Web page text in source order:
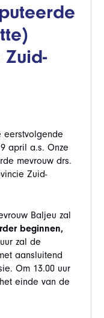
eerstvolgende
april a.s. Onze
mevrouw drs.
Zuid-
Baljeu zal
beginnen,
zal de
aansluitend
Om 13.00 uur
einde van de